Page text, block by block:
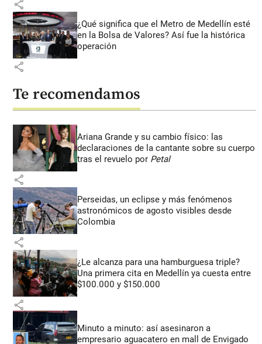
share
¿Qué significa que el Metro de Medellín esté
en la Bolsa de Valores? Así fue la histórica
operación
share
Te recomendamos
Ariana Grande y su cambio físico: las
declaraciones de la cantante sobre su cuerpo
tras el revuelo por Petal
share
Perseidas, un eclipse y más fenómenos
astronómicos de agosto visibles desde
Colombia
share
¿Le alcanza para una hamburguesa triple?
Una primera cita en Medellín ya cuesta entre
$100.000 y $150.000
share
Minuto a minuto: así asesinaron a
empresario aguacatero en mall de Envigado